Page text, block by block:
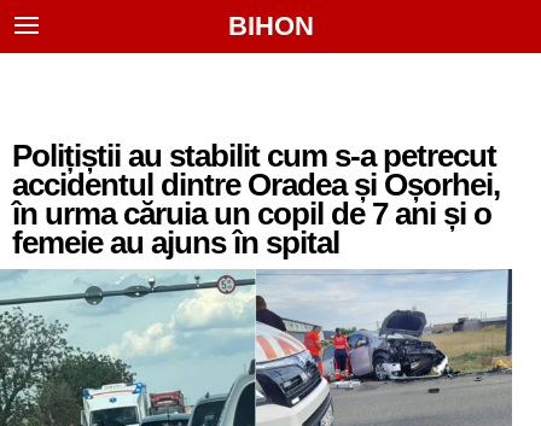
BIHON
Polițiștii au stabilit cum s-a petrecut
accidentul dintre Oradea și Oșorhei,
în urma căruia un copil de 7 ani și o
femeie au ajuns în spital